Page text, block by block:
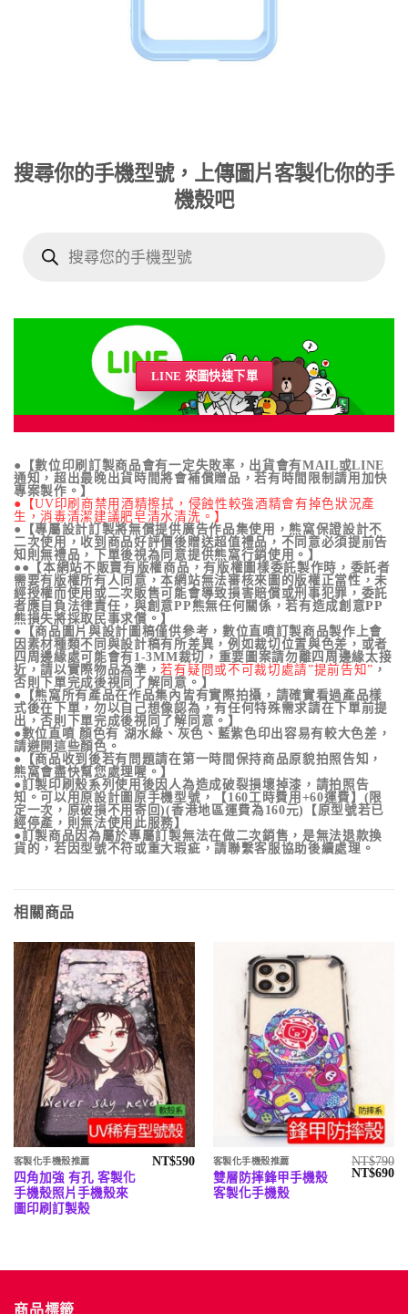
搜尋你的手機型號，上傳圖片客製化你的手
機殼吧
search
LINE 來圖快速下單
●【數位印刷訂製商品會有一定失敗率，出貨會有MAIL或LINE
通知，超出最晚出貨時間將會補償贈品，若有時間限制請用加快
專案製作。】
●【UV印刷商禁用酒精擦拭，侵蝕性較強酒精會有掉色狀況產
生，消毒清潔建議肥皂清水清洗。】
●【專屬設計訂製將無償提供廣告作品集使用，熊窩保證設計不
二次使用，收到商品好評價後贈送超值禮品，不同意必須提前告
知則無禮品，下單後視為同意提供熊窩行銷使用。】
●●【本網站不販賣有版權商品，有版權圖樣委託製作時，委託者
需要有版權所有人同意，本網站無法審核來圖的版權正當性，未
經授權而使用或二次販售可能會導致損害賠償或刑事犯罪，委託
者應自負法律責任，與創意PP熊無任何關係，若有造成創意PP
熊損失將採取民事求償。】
●【商品圖片與設計圖稿僅供參考，數位直噴訂製商品製作上會
因素材種類不同與設計稿有所差異，例如裁切位置與色差，或者
四周邊緣處可能會有1-3MM裁切，重要圖案請勿離四周邊緣太接
近，請以實際物品為準，若有疑問或不可裁切處請”提前告知” ，
否則下單完成後視同了解同意。】
●【熊窩所有產品在作品集內皆有實際拍攝，請確實看過產品樣
式後在下單，勿以自己想像認為，有任何特殊需求請在下單前提
出，否則下單完成後視同了解同意。】
●數位直噴 顏色有 湖水綠、灰色、藍紫色印出容易有較大色差，
請避開這些顏色。
●【商品收到後若有問題請在第一時間保持商品原貌拍照告知，
熊窩會盡快幫您處理喔。】
●訂製印刷殼系列使用後因人為造成破裂損壞掉漆，請拍照告
知。可以用原設計圖原手機型號，【160工時費用+60運費】(限
定一次，原破損不用寄回)(香港地區運費為160元)【原型號若已
經停產，則無法使用此服務】
●訂製商品因為屬於專屬訂製無法在做二次銷售，是無法退款換
貨的，若因型號不符或重大瑕疵，請聯繫客服協助後續處理。
相關商品
客製化手機殼推薦
四角加強 有孔 客製化
手機殼照片手機殼來
圖印刷訂製殼
NT$590 客製化手機殼推薦
雙層防摔鋒甲手機殼
客製化手機殼
NT$790
原
NT$690目
商品標籤